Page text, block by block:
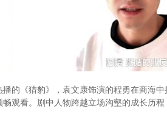
播的《猎豹》，袁文康饰演的程勇在商海
观看。剧中人物跨越立场沟壑的成长历程